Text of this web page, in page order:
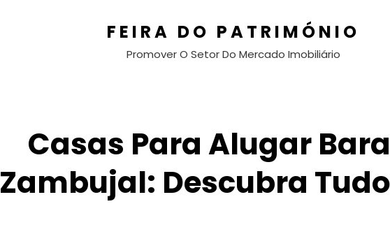
FEIRA DO PATRIMÓNIO
Promover O Setor Do Mercado Imobiliário
Casas Para Alugar
Zambujal: Descubra